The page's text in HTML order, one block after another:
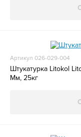
Артикул 026-029-004
Штукатурка Litokol
Мм, 25кг